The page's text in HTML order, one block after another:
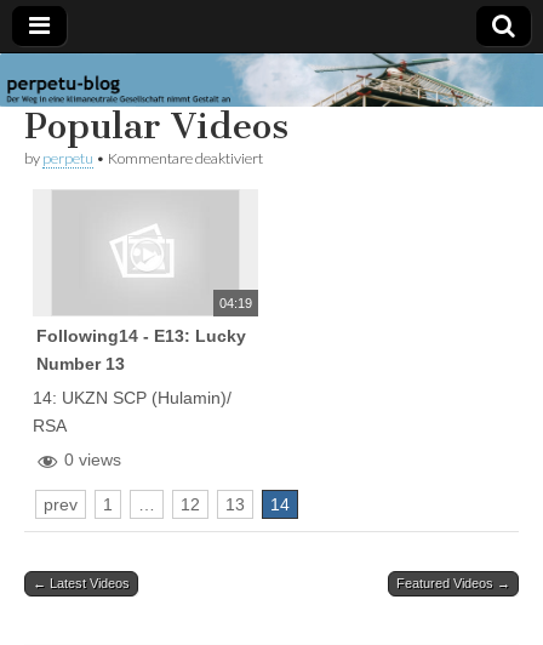
perpetu-
blog
Der Weg in
eine
klimaneutrale
Gesellschaft
nimmt
Gestalt an
Popular Videos
by perpetu • Kommentare deaktiviertfür
04:19
Following14 - E13: Lucky
Number 13
14: UKZN SCP (Hulamin)/
RSA
0 views
prev 1 12 13 14
Post
← Latest Videos Featured Videos →